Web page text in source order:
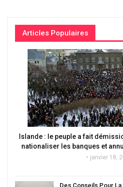
Articles Populaires
Islande : le peuple a fait
nationaliser les banques et
janvier 18,
Des Conseils Pour